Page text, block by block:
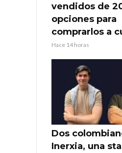
vendidos de
opciones para
comprarlos a
Hace 14 horas
Dos
Inerxia, una